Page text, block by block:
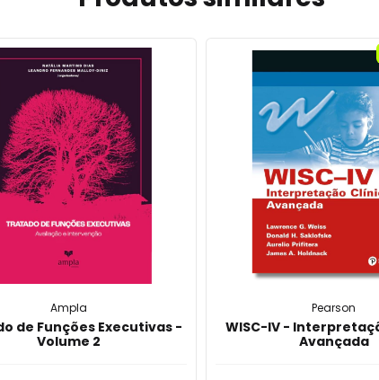
Ampla
de Funções Executivas -
Volume 2
Pearson
WISC-IV -
Avançada